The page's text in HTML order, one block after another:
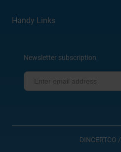
Handy Links
Newsletter subscription
DINCERTCO /